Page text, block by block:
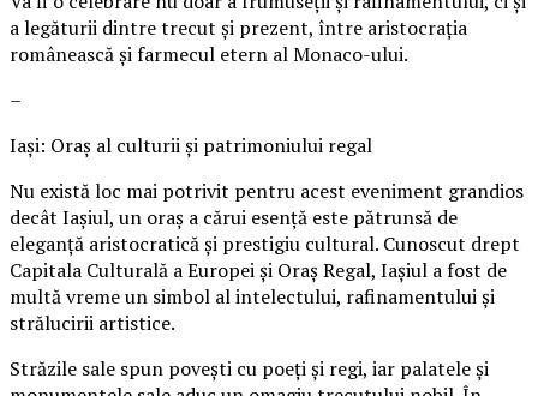
a legăturii dintre trecut și prezent, între aristocrația
românească și farmecul etern al Monaco-ului.
–
Iași: Oraș al culturii și patrimoniului regal
Nu există loc mai potrivit pentru acest eveniment grandios
decât Iașiul, un oraș a cărui esență este pătrunsă de
eleganță aristocratică și prestigiu cultural. Cunoscut drept
Capitala Culturală a Europei și Oraș Regal, Iașiul a fost de
multă vreme un simbol al intelectului, rafinamentului și
strălucirii artistice.
Străzile sale spun povești cu poeți și regi, iar palatele și